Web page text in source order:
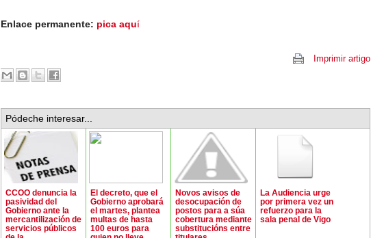
Enlace permanente: pica aquí
Imprimir artigo
Pódeche interesar...
CCOO denuncia la
pasividad del
Gobierno ante la
mercantilización de
servicios públicos
El decreto, que el
Gobierno aprobará
el martes, plantea
multas de hasta
100 euros para
Novos avisos de
desocupación de
postos para a súa
cobertura mediante
substitucións entre
La Audiencia urge
por primera vez un
refuerzo para la
sala penal de Vigo